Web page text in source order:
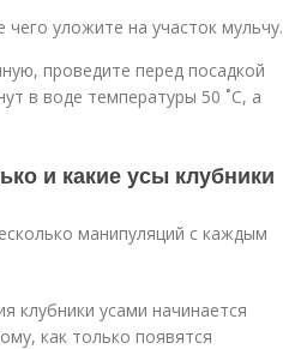
чего уложите на участок мульчу.
проведите перед посадкой
в воде температуры 50 ˚C, а
и какие усы клубники
манипуляций с каждым
клубники усами начинается
как только появятся